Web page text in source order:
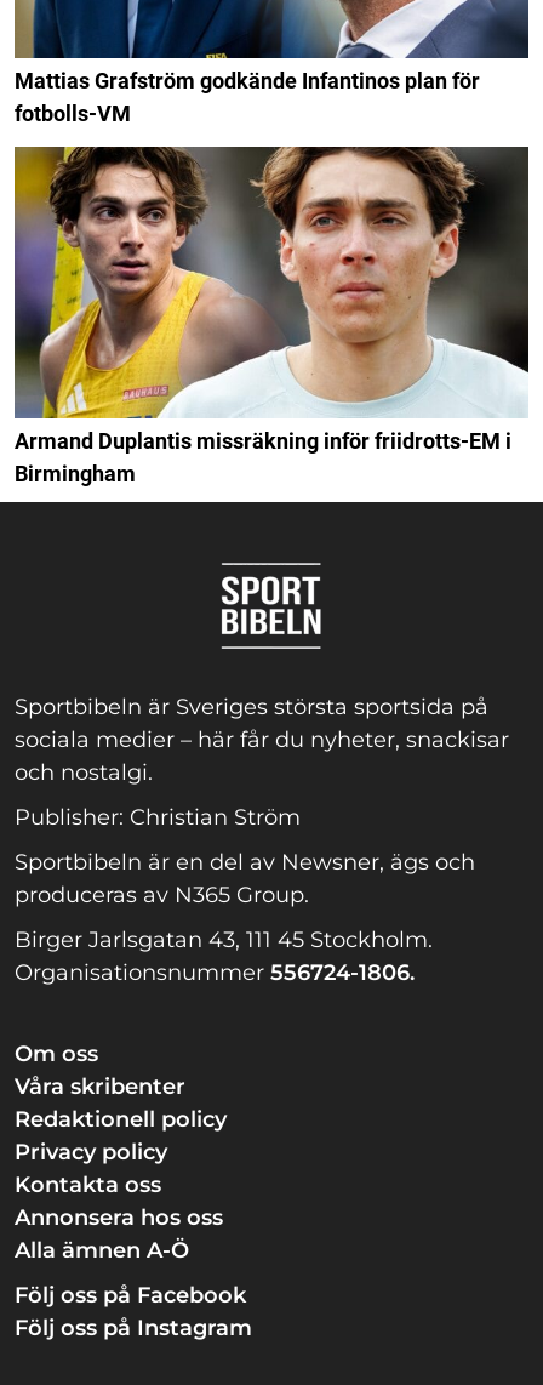
Mattias Grafström godkände Infantinos plan för
fotbolls-VM
Armand Duplantis missräkning inför friidrotts-EM i
Birmingham
Sportbibeln är Sveriges största sportsida på
sociala medier – här får du nyheter, snackisar
och nostalgi.
Publisher: Christian Ström
Sportbibeln är en del av Newsner, ägs och
produceras av N365 Group.
Birger Jarlsgatan 43, 111 45 Stockholm.
Organisationsnummer 556724-1806.
Om oss
Våra skribenter
Redaktionell policy
Privacy policy
Kontakta oss
Annonsera hos oss
Alla ämnen A-Ö
Följ oss på Facebook
Följ oss på Instagram